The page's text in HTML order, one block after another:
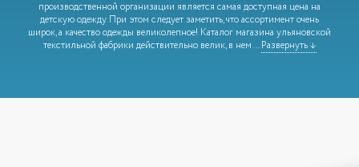
производственной организации является самая доступная цена на
детскую одежду. При этом следует заметить, что ассортимент очень
широк, а качество одежды великолепное! Каталог магазина ульяновской
текстильной фабрики действительно велик, в нем...Развернуть ↓